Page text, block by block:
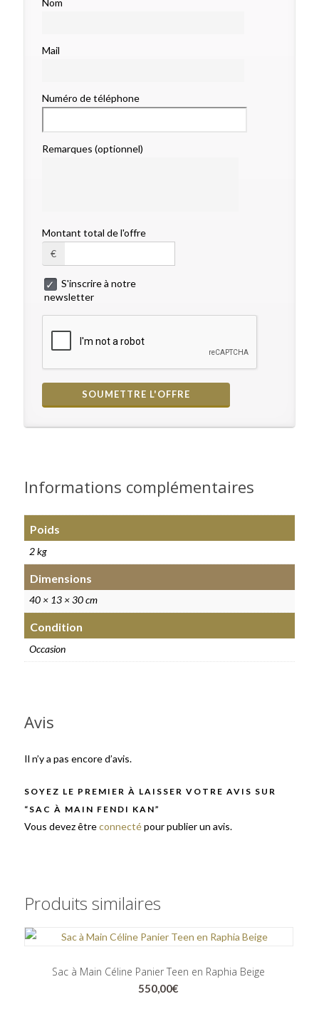
Mail
Numéro de téléphone
Remarques (optionnel)
Montant total de l'offre
€
S'inscrire à notre
newsletter
Informations complémentaires
Poids
2 kg
Dimensions
40 × 13 × 30 cm
Condition
Occasion
Avis
Il n’y a pas encore d’avis.
SOYEZ LE PREMIER À LAISSER VOTRE AVIS SUR
“SAC À MAIN FENDI KAN”
Vous devez êtreconnectépour publier un avis.
Produits similaires
Sac à Main Céline Panier Teen en Raphia Beige
550,00€